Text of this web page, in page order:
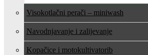
Visokotlačni perači – miniwash
Navodnjavanje i zalijevanje
Kopačice i motokultivatori